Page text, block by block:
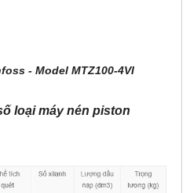
- Model MTZ100-4VI
loại máy nén piston